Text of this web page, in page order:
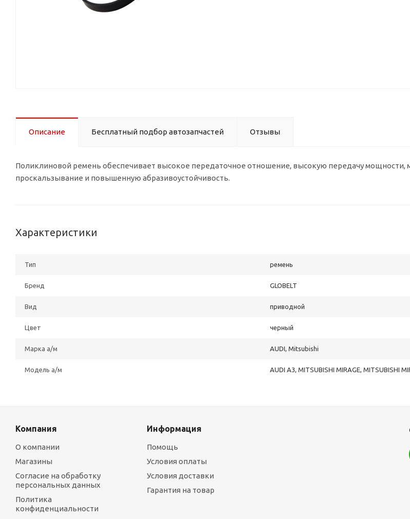
Описание Бесплатный подбор автозапчастей Отзывы
Поликлиновой ремень обеспечивает высокое передаточное отношение, высокую передачу мощности,
проскальзывание и повышенную абразивоустойчивость.
Характеристики
Тип ремень
Бренд GLOBELT
Вид приводной
Цвет черный
Марка а/м AUDI, Mitsubishi
Модель а/м AUDI A3, MITSUBISHI MIRAGE, MITSUBISHI
Компания
О компании
Магазины
Согласие на обработку
персональных данных
Политика
конфиденциальности
Информация
Помощь
Условия оплаты
Условия доставки
Гарантия на товар